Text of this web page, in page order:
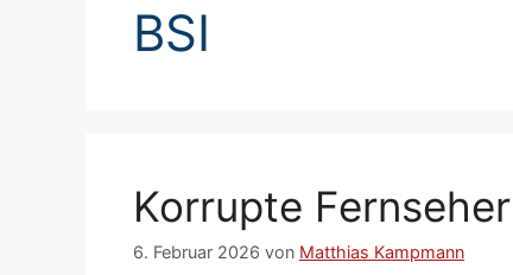
BSI
Korrupte
6. Februar 2026 von Matthias Kampmann